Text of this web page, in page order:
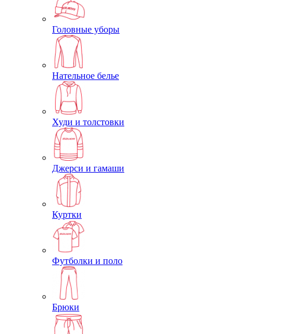
Головные уборы
Нательное белье
Худи и толстовки
Джерси и гамаши
Куртки
Футболки и поло
Брюки